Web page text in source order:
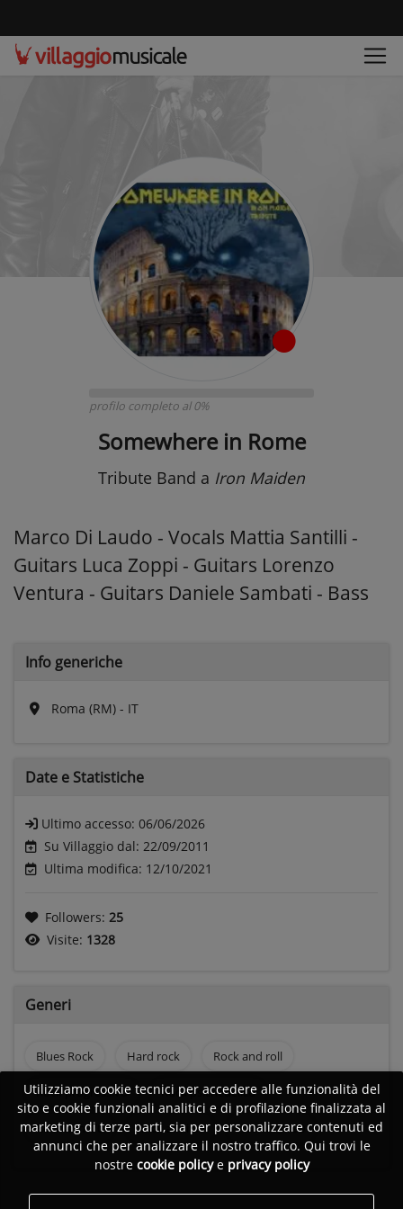
profilo completo al 0%
Somewhere in Rome
Tribute Band a Iron Maiden
Marco Di Laudo - Vocals Mattia Santilli -
Guitars Luca Zoppi - Guitars Lorenzo
Ventura - Guitars Daniele Sambati - Bass
Info generiche
Roma (RM) - IT
Date e Statistiche
Ultimo accesso: 06/06/2026
Su Villaggio dal: 22/09/2011
Ultima modifica: 12/10/2021
Followers: 25
Visite: 1328
Generi
Blues Rock Hard rock Rock and roll
Rock progressivo Rock psichedelico
Rock anni 70 Rock anni 80 Rock anni 90
Utilizziamo cookie tecnici per accedere alle funzionalità del
sito e cookie funzionali analitici e di profilazione finalizzata al
marketing di terze parti, sia per personalizzare contenuti ed
annunci che per analizzare il nostro traffico. Qui trovi le
nostre cookie policye privacy policy